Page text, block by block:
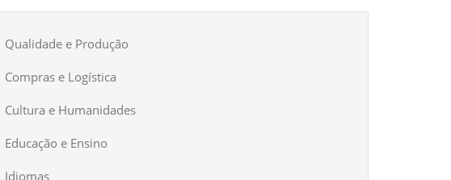
Qualidade e Produção
Compras e Logística
Cultura e Humanidades
Educação e Ensino
Idiomas